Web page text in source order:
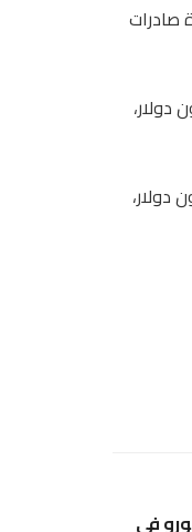
نتيجة زيادة صادرات
لمنتجات القطاع خلال النصف الأول من عام 2025 بـ 664 مليون دولار،
بلغ نحو 349 مليون دولار، تليها إسبانيا بحجم صادرات 241 مليون دولار،
50 مليون يورو في